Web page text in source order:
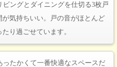
ビングとダイニングを仕切る3枚戸
気持ちいい。戸の音がほとんど
り過ごせています。
ったかくて一番快適なスペースだ